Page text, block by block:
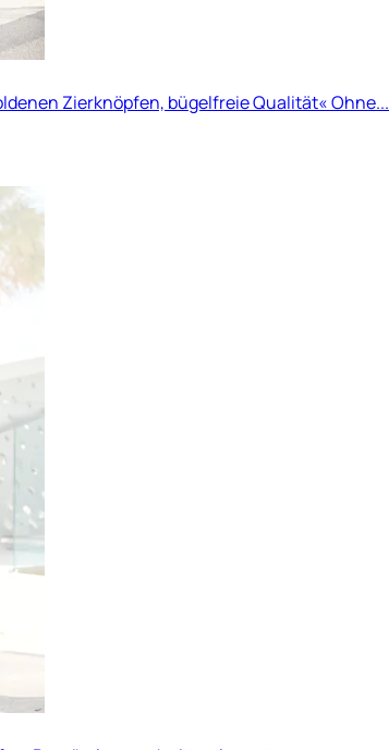
Zierknöpfen, bügelfreie Qualität« Ohne...